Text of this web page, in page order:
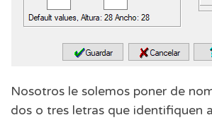
Nosotros le solemos poner de
dos o tres letras que identifiquen